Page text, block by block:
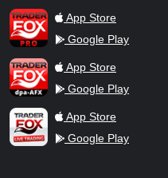
TraderFox ProApp Store
Google Play
TraderFox dpa-AFX ProFeed
App Store
Google Play
TraderFox Live Trading
App Store
Google Play